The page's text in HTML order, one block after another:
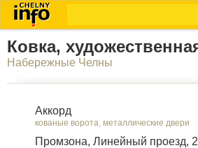
Ковка,
Набережные Челны
Аккорд
кованые ворота, металлические двери
Промзона, Линейный проезд,